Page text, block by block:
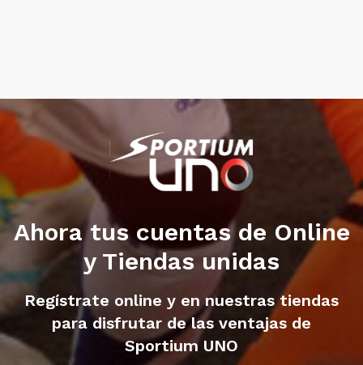
Ahora tus cuentas de Online
y Tiendas unidas
Regístrate online y en nuestras tiendas
para disfrutar de las ventajas de
Sportium UNO